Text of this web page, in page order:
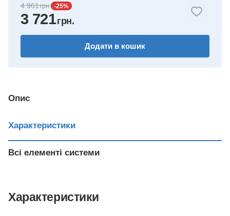
4 961 -25%
3 721
Додати в кошик
Опис
Характеристики
Всі елементі системи
Характеристики